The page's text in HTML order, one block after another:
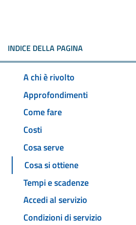
INDICE DELLA PAGINA
A chi è rivolto
Approfondimenti
Come fare
Costi
Cosa serve
Cosa si ottiene
Tempi e scadenze
Accedi al servizio
Condizioni di servizio